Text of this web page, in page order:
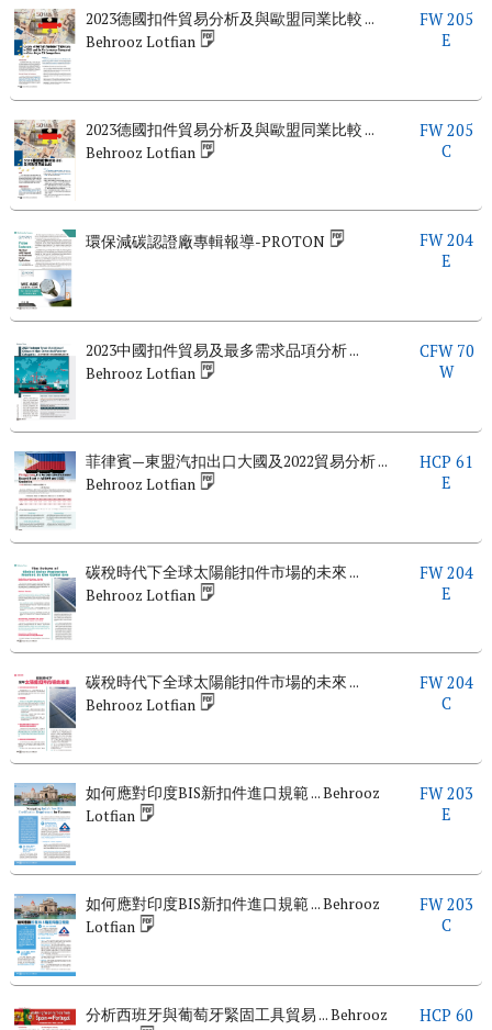
2023德國扣件貿易分析及與歐盟同業比較 ...
Behrooz Lotfian
FW 205
E
2023德國扣件貿易分析及與歐盟同業比較 ...
Behrooz Lotfian
FW 205
C
環保減碳認證廠專輯報導-PROTON
FW 204
E
2023中國扣件貿易及最多需求品項分析 ...
Behrooz Lotfian
CFW 70
W
菲律賓—東盟汽扣出口大國及2022貿易分析 ...
Behrooz Lotfian
HCP 61
E
碳稅時代下全球太陽能扣件市場的未來 ...
Behrooz Lotfian
FW 204
E
碳稅時代下全球太陽能扣件市場的未來 ...
Behrooz Lotfian
FW 204
C
如何應對印度BIS新扣件進口規範 ... Behrooz
Lotfian
FW 203
E
如何應對印度BIS新扣件進口規範 ... Behrooz
Lotfian
FW 203
C
分析西班牙與葡萄牙緊固工具貿易 ... Behrooz
HCP 60